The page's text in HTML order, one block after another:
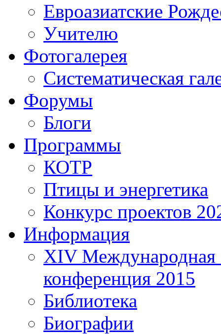
Евроазиатские
Учителю
Фотогалерея
Систематическая
Форумы
Блоги
Программы
КОТР
Птицы и энергетика
Конкурс проектов
Информация
XIV Международная
конференция 2015
Библиотека
Биографии